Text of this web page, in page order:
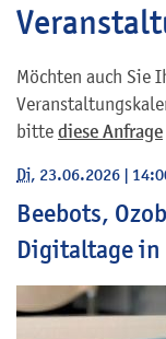
Möchten auch Sie
bitte diese Anfrage
Di, 23.06.2026 |
Beebots,
Digitaltage in